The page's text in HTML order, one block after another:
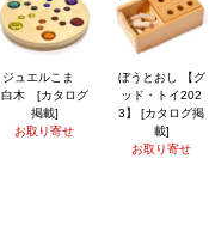
ジュエルこま
白木 [カタログ
掲載]
お取り寄せ
ぼうとおし 【グ
ッド・トイ202
3】 [カタログ掲
載]
お取り寄せ